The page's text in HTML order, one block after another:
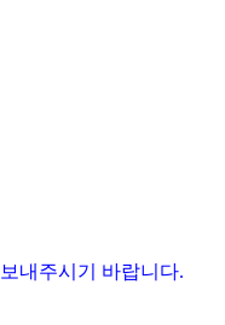
보내주시기 바랍니다.